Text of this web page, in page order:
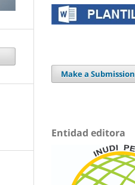
Make a Submission
Entidad editora